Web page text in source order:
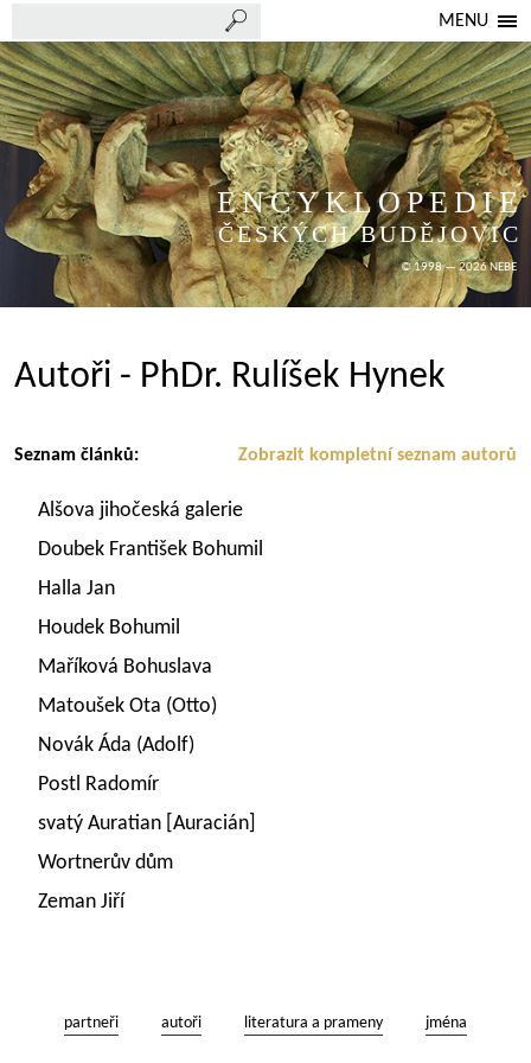
MENU
ENCYKLOPEDIE
ČESKÝCH BUDĚJOVIC
© 1998 — 2026 NEBE
Autoři - PhDr. Rulíšek Hynek
Zobrazit kompletní seznam autorů
Seznam článků:
Alšova jihočeská galerie
Doubek František Bohumil
Halla Jan
Houdek Bohumil
Maříková Bohuslava
Matoušek Ota (Otto)
Novák Áda (Adolf)
Postl Radomír
svatý Auratian [Auracián]
Wortnerův dům
Zeman Jiří
partneři autoři literatura a prameny jména